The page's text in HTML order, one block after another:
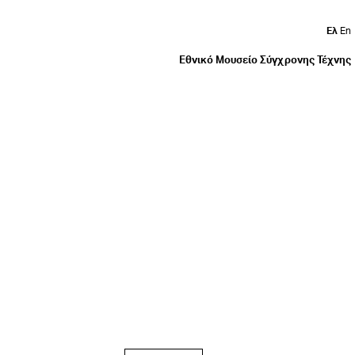
Ελ En
Εθνικό Μουσείο Σύγχρονης Τέχνης